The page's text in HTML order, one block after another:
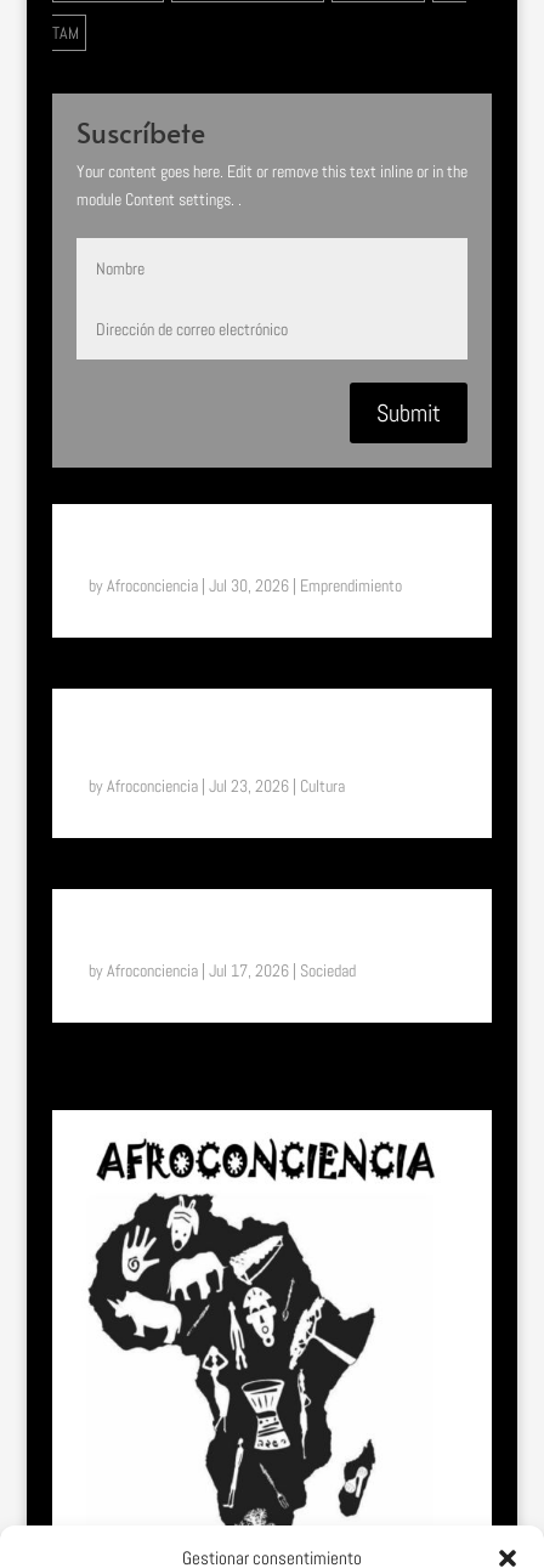
Gestionar consentimiento
TAM
Suscríbete
Your content goes here. Edit or remove this text inline or in the
module Content settings. .
Submit
byAfroconciencia| Jul 30, 2026| Emprendimiento
byAfroconciencia| Jul 23, 2026| Cultura
byAfroconciencia| Jul 17, 2026| Sociedad